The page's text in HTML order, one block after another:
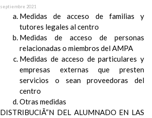
septiembre 2021
Medidas de acceso de familias y
tutores legales al centro
Medidas de acceso de personas
relacionadas o miembros del AMPA
Medidas de acceso de particulares y
empresas externas que presten
servicios o sean proveedoras del
centro
Otras medidas
DISTRIBUCIÃ“N DEL ALUMNADO EN LAS